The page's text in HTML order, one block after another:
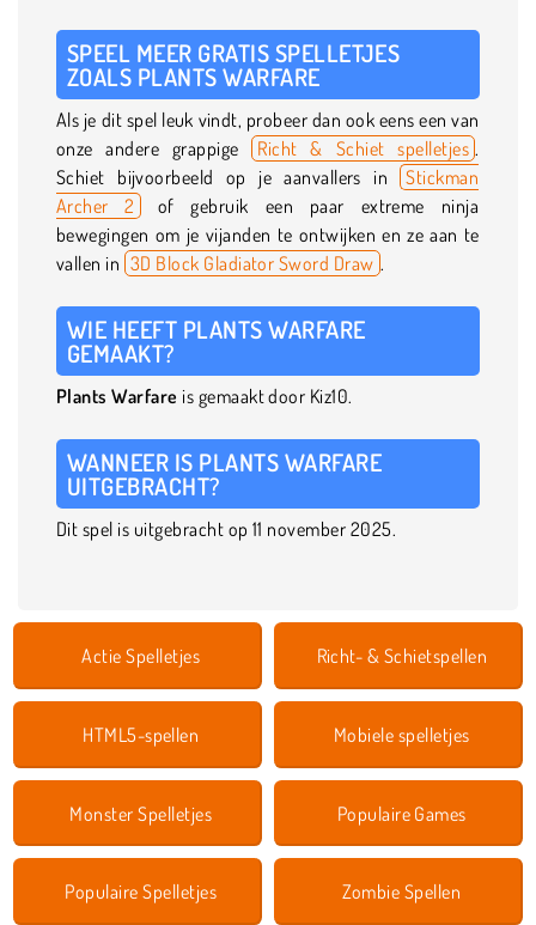
SPEEL MEER GRATIS SPELLETJES
ZOALS PLANTS WARFARE
Als je dit spel leuk vindt, probeer dan ook eens een van
onze andere grappige Richt & Schiet spelletjes .
Schiet bijvoorbeeld op je aanvallers in Stickman
Archer 2 of gebruik een paar extreme ninja
bewegingen om je vijanden te ontwijken en ze aan te
vallen in 3D Block Gladiator Sword Draw .
WIE HEEFT PLANTS WARFARE
GEMAAKT?
Plants Warfare is gemaakt door Kiz10.
WANNEER IS PLANTS WARFARE
UITGEBRACHT?
Dit spel is uitgebracht op 11 november 2025.
Actie Spelletjes Richt- & Schietspellen
HTML5-spellen Mobiele spelletjes
Monster Spelletjes Populaire Games
Populaire Spelletjes Zombie Spellen